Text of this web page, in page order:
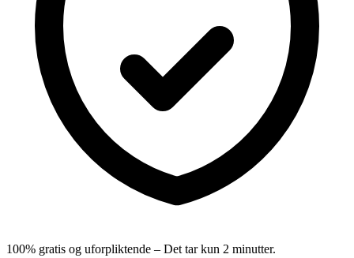
100% gratis og uforpliktende – Det tar kun 2 minutter.